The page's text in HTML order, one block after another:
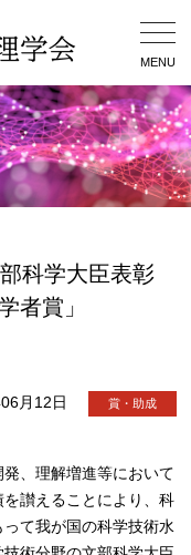
MENU
科学大臣表彰
者賞」
月12日 賞・助成
、理解増進等において
讃えることにより、科
て我が国の科学技術水